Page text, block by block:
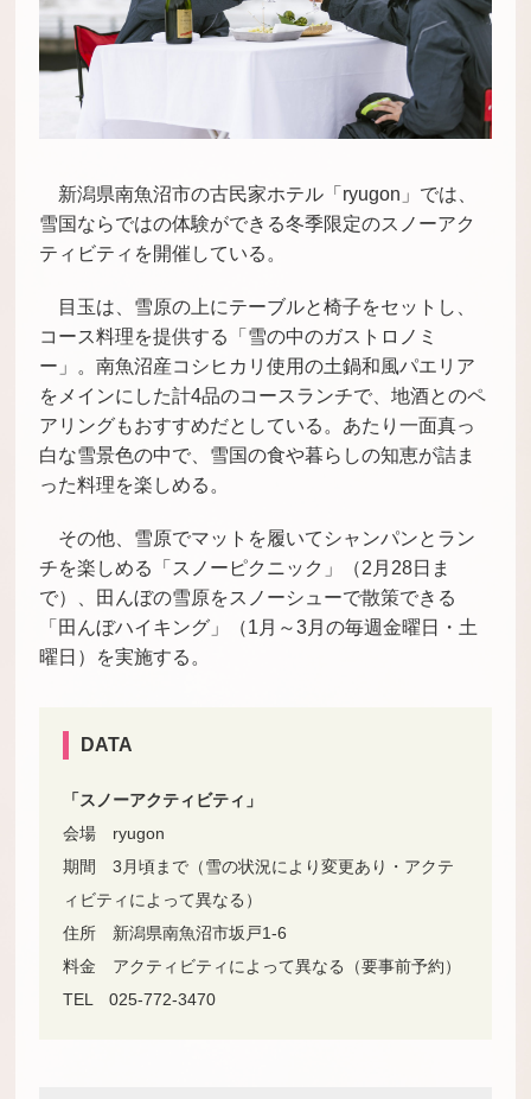
新潟県南魚沼市の古民家ホテル「ryugon」では、
雪国ならではの体験ができる冬季限定のスノーアク
ティビティを開催している。
目玉は、雪原の上にテーブルと椅子をセットし、
コース料理を提供する「雪の中のガストロノミ
ー」。南魚沼産コシヒカリ使用の土鍋和風パエリア
をメインにした計4品のコースランチで、地酒とのペ
アリングもおすすめだとしている。あたり一面真っ
白な雪景色の中で、雪国の食や暮らしの知恵が詰ま
った料理を楽しめる。
その他、雪原でマットを履いてシャンパンとラン
チを楽しめる「スノーピクニック」（2月28日ま
で）、田んぼの雪原をスノーシューで散策できる
「田んぼハイキング」（1月～3月の毎週金曜日・土
曜日）を実施する。
DATA
「スノーアクティビティ」
会場 ryugon
期間 3月頃まで（雪の状況により変更あり・アクテ
ィビティによって異なる）
住所 新潟県南魚沼市坂戸1-6
料金 アクティビティによって異なる（要事前予約）
TEL 025-772-3470